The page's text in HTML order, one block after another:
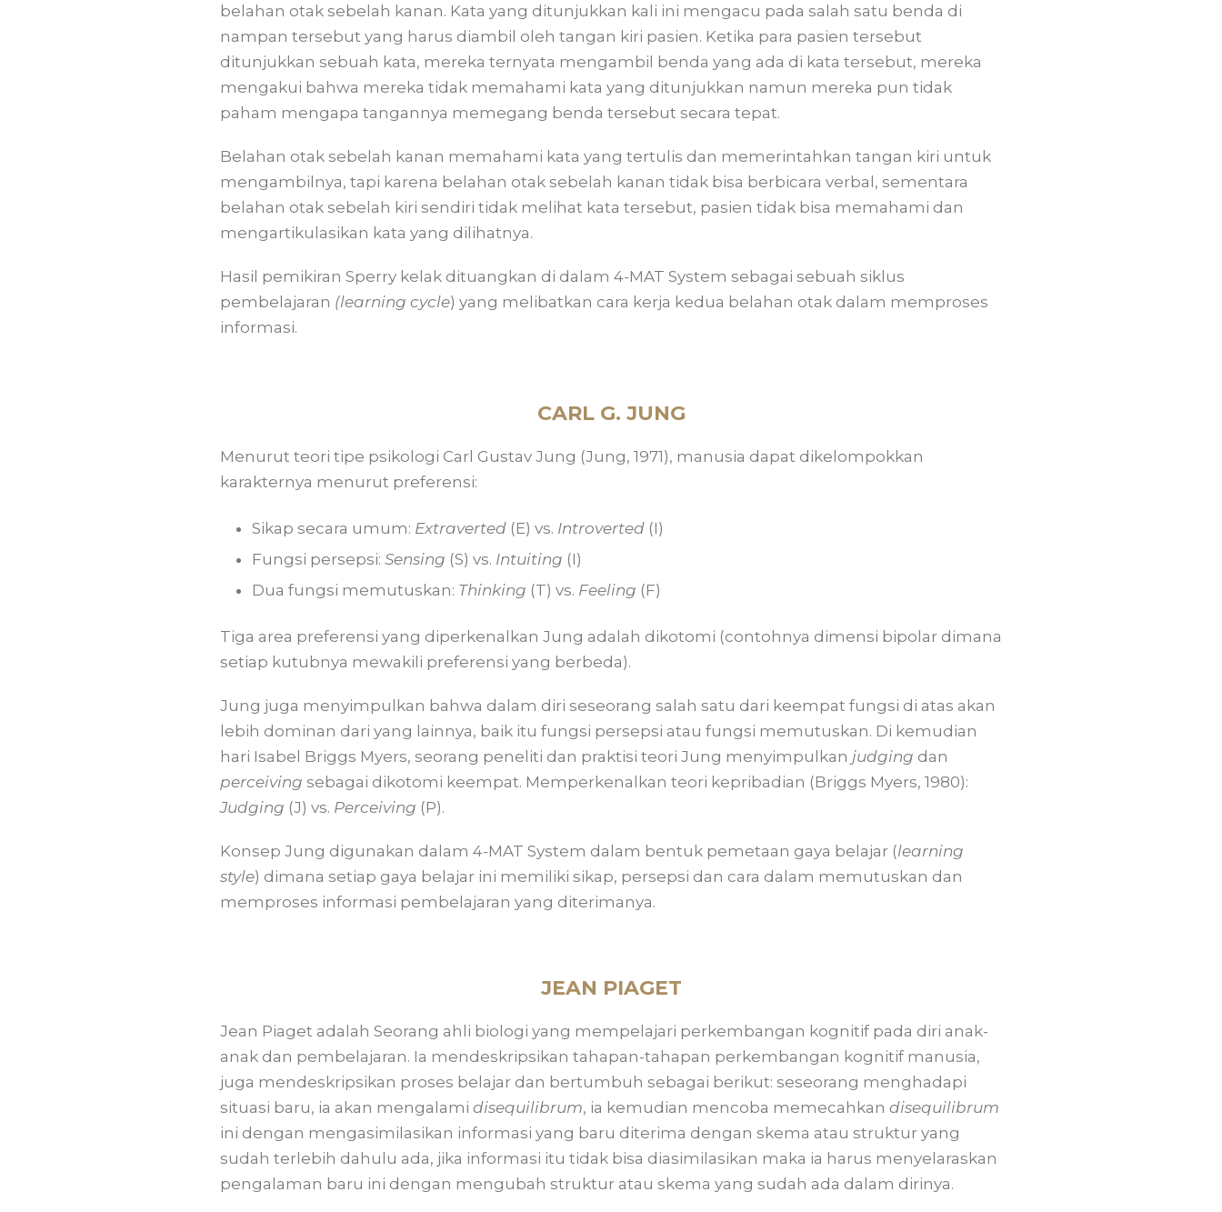
belahan otak sebelah kanan. Kata yang ditunjukkan kali ini mengacu pada salah satu benda di
nampan tersebut yang harus diambil oleh tangan kiri pasien. Ketika para pasien tersebut
ditunjukkan sebuah kata, mereka ternyata mengambil benda yang ada di kata tersebut, mereka
mengakui bahwa mereka tidak memahami kata yang ditunjukkan namun mereka pun tidak
paham mengapa tangannya memegang benda tersebut secara tepat.
Belahan otak sebelah kanan memahami kata yang tertulis dan memerintahkan tangan kiri untuk
mengambilnya, tapi karena belahan otak sebelah kanan tidak bisa berbicara verbal, sementara
belahan otak sebelah kiri sendiri tidak melihat kata tersebut, pasien tidak bisa memahami dan
mengartikulasikan kata yang dilihatnya.
Hasil pemikiran Sperry kelak dituangkan di dalam 4-MAT System sebagai sebuah siklus
pembelajaran (learning cycle) yang melibatkan cara kerja kedua belahan otak dalam memproses
informasi.
CARL G. JUNG
Menurut teori tipe psikologi Carl Gustav Jung (Jung, 1971), manusia dapat dikelompokkan
karakternya menurut preferensi:
Sikap secara umum: Extraverted (E) vs. Introverted (I)
Fungsi persepsi: Sensing (S) vs. Intuiting (I)
Dua fungsi memutuskan: Thinking (T) vs. Feeling (F)
Tiga area preferensi yang diperkenalkan Jung adalah dikotomi (contohnya dimensi bipolar dimana
setiap kutubnya mewakili preferensi yang berbeda).
Jung juga menyimpulkan bahwa dalam diri seseorang salah satu dari keempat fungsi di atas akan
lebih dominan dari yang lainnya, baik itu fungsi persepsi atau fungsi memutuskan. Di kemudian
hari Isabel Briggs Myers, seorang peneliti dan praktisi teori Jung menyimpulkan judging dan
perceiving sebagai dikotomi keempat. Memperkenalkan teori kepribadian (Briggs Myers, 1980):
Judging (J) vs. Perceiving (P).
Konsep Jung digunakan dalam 4-MAT System dalam bentuk pemetaan gaya belajar (learning
style) dimana setiap gaya belajar ini memiliki sikap, persepsi dan cara dalam memutuskan dan
memproses informasi pembelajaran yang diterimanya.
JEAN PIAGET
Jean Piaget adalah Seorang ahli biologi yang mempelajari perkembangan kognitif pada diri anak-
anak dan pembelajaran. Ia mendeskripsikan tahapan-tahapan perkembangan kognitif manusia,
juga mendeskripsikan proses belajar dan bertumbuh sebagai berikut: seseorang menghadapi
situasi baru, ia akan mengalami disequilibrum, ia kemudian mencoba memecahkan disequilibrum
ini dengan mengasimilasikan informasi yang baru diterima dengan skema atau struktur yang
sudah terlebih dahulu ada, jika informasi itu tidak bisa diasimilasikan maka ia harus menyelaraskan
pengalaman baru ini dengan mengubah struktur atau skema yang sudah ada dalam dirinya.